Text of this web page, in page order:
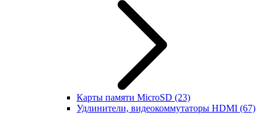
Карты памяти MicroSD (23)
Удлинители, видеокоммутаторы HDMI (67)